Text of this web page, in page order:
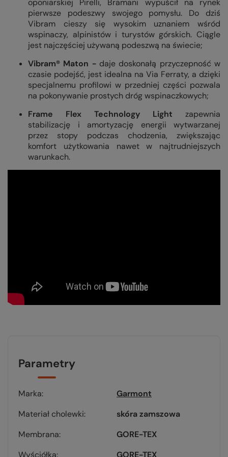
oponiarskiej Pirelli, Bramani wypuścił na rynek
pierwsze podeszwy swojego pomysłu. Do dziś
Vibram cieszy się wysokim uznaniem wśród
wspinaczy, alpinistów i turystów górskich. Ciągle
jest najczęściej używaną podeszwą na świecie;
Vibram® Maton - daje doskonałą przyczepność w
czasie podejść, jest idealna na Via Ferraty, a dzięki
specjalnemu profilowi w przedniej części pozwala
na pokonywanie prostych dróg wspinaczkowych;
Frame Flex Technology Light zapewnia
stabilizację i amortyzację energii wytwarzanej
przez stopy podczas chodzenia, zwiększając
komfort użytkowania nawet w najtrudniejszych
warunkach.
Parametry
Marka
Garmont
Materiał cholewki
skóra zamszowa
Membrana
GORE-TEX